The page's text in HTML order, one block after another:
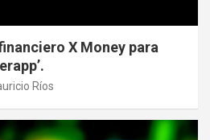
X Money para
Ríos